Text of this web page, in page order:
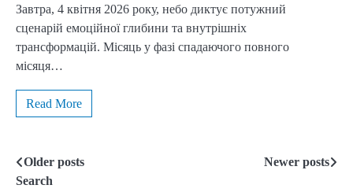
Завтра, 4 квітня 2026 року, небо диктує потужний
сценарій емоційної глибини та внутрішніх
трансформацій. Місяць у фазі спадаючого повного
місяця…
Read More
Posts
Older posts
Newer posts
Search